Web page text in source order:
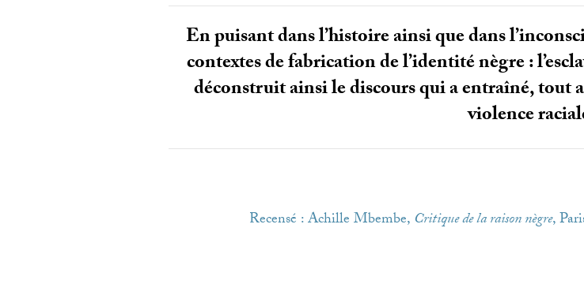
En puisant dans l’histoire ainsi que dans
contextes de fabrication de l’identité nègre :
déconstruit ainsi le discours qui a entraîné, tout
violence
Recensé : Achille Mbembe, Critique de la raison nègre,